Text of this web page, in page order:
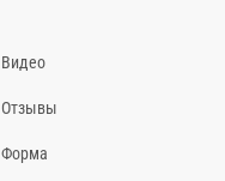
Видео
Отзывы
Форма